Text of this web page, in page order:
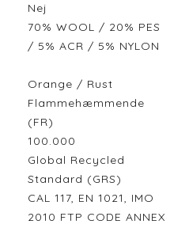
Nej
70% WOOL / 20% PES
/ 5% ACR / 5% NYLON
Orange / Rust
Flammehæmmende
(FR)
100.000
Global Recycled
Standard (GRS)
CAL 117, EN 1021, IMO
2010 FTP CODE ANNEX